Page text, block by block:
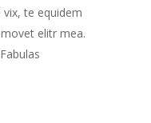
te equidem
elitr mea.